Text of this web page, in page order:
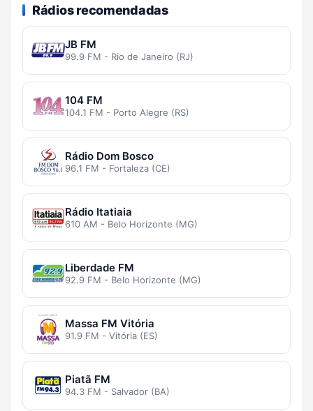
Rádios recomendadas
JB FM
99.9 FM - Rio de Janeiro (RJ)
104 FM
104.1 FM - Porto Alegre (RS)
Rádio Dom Bosco
96.1 FM - Fortaleza (CE)
Rádio Itatiaia
610 AM - Belo Horizonte (MG)
Liberdade FM
92.9 FM - Belo Horizonte (MG)
Massa FM Vitória
91.9 FM - Vitória (ES)
Piatã FM
94.3 FM - Salvador (BA)